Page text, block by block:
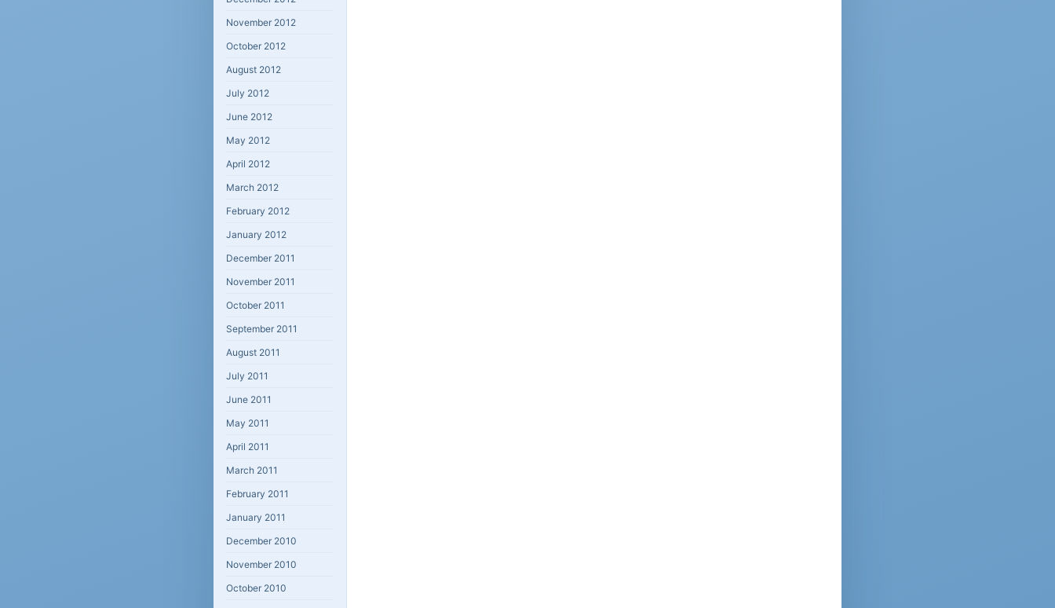
November 2012
October 2012
August 2012
July 2012
June 2012
May 2012
April 2012
March 2012
February 2012
January 2012
December 2011
November 2011
October 2011
September 2011
August 2011
July 2011
June 2011
May 2011
April 2011
March 2011
February 2011
January 2011
December 2010
November 2010
October 2010